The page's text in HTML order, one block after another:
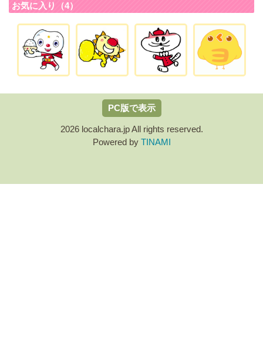
お気に入り（4）
PC版で表示
2026 localchara.jp All rights reserved.
Powered by TINAMI